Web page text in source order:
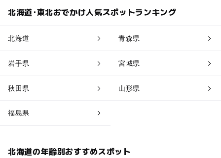
北海道･東北おでかけ人気スポットランキング
北海道 青森県
岩手県 宮城県
秋田県 山形県
福島県
北海道の年齢別おすすめスポット